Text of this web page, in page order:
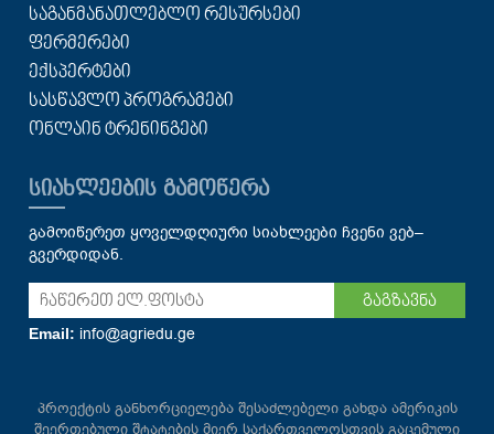
ᲡᲐᲒᲐᲜᲛᲐᲜᲐᲗᲚᲔᲑᲚᲝ ᲠᲔᲡᲣᲠᲡᲔᲑᲘ
ᲤᲔᲠᲛᲔᲠᲔᲑᲘ
ᲔᲥᲡᲞᲔᲠᲢᲔᲑᲘ
ᲡᲐᲡᲬᲐᲕᲚᲝ ᲞᲠᲝᲒᲠᲐᲛᲔᲑᲘ
ᲝᲜᲚᲐᲘᲜ ᲢᲠᲔᲜᲘᲜᲒᲔᲑᲘ
ᲡᲘᲐᲮᲚᲔᲔᲑᲘᲡ ᲒᲐᲛᲝᲬᲔᲠᲐ
გამოიწერეთ ყოველდღიური სიახლეები ჩვენი ვებ–
გვერდიდან.
გაგზავნა
Email: info@agriedu.ge
პროექტის განხორციელება შესაძლებელი გახდა ამერიკის
შეერთებული შტატების მიერ საქართველოსთვის გაცემული